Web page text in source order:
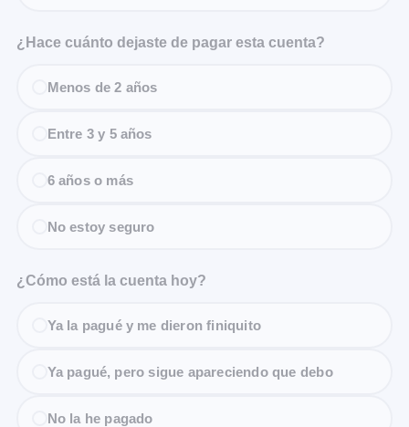
¿Hace cuánto dejaste de pagar esta cuenta?
Menos de 2 años
Entre 3 y 5 años
6 años o más
No estoy seguro
¿Cómo está la cuenta hoy?
Ya la pagué y me dieron finiquito
Ya pagué, pero sigue apareciendo que debo
No la he pagado